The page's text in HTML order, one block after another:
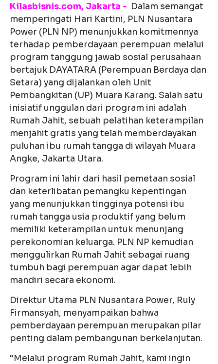
Kilasbisnis.com, Jakarta - Dalam semangat
memperingati Hari Kartini, PLN Nusantara
Power (PLN NP) menunjukkan komitmennya
terhadap pemberdayaan perempuan melalui
program tanggung jawab sosial perusahaan
bertajuk DAYATARA (Perempuan Berdaya dan
Setara) yang dijalankan oleh Unit
Pembangkitan (UP) Muara Karang. Salah satu
inisiatif unggulan dari program ini adalah
Rumah Jahit, sebuah pelatihan keterampilan
menjahit gratis yang telah memberdayakan
puluhan ibu rumah tangga di wilayah Muara
Angke, Jakarta Utara.
Program ini lahir dari hasil pemetaan sosial
dan keterlibatan pemangku kepentingan
yang menunjukkan tingginya potensi ibu
rumah tangga usia produktif yang belum
memiliki keterampilan untuk menunjang
perekonomian keluarga. PLN NP kemudian
menggulirkan Rumah Jahit sebagai ruang
tumbuh bagi perempuan agar dapat lebih
mandiri secara ekonomi.
Direktur Utama PLN Nusantara Power, Ruly
Firmansyah, menyampaikan bahwa
pemberdayaan perempuan merupakan pilar
penting dalam pembangunan berkelanjutan.
“Melalui program Rumah Jahit, kami ingin